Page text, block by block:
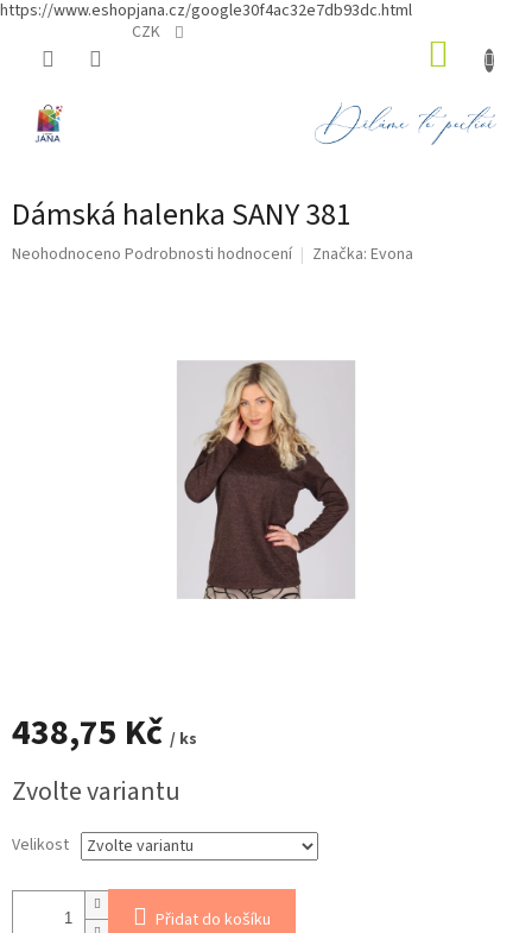
https://www.eshopjana.cz/google30f4ac32e7db93dc.html
CZK
Dámská halenka SANY 381
Průměrné
Neohodnoceno Podrobnosti hodnocení Značka: Evona
438,75 Kč / ks
cena:
Zvolte variantu
Velikost
Přidat do košíku